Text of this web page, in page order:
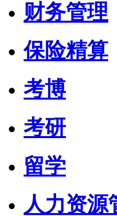
财务管理
保险精算
考博
考研
留学
人力资源